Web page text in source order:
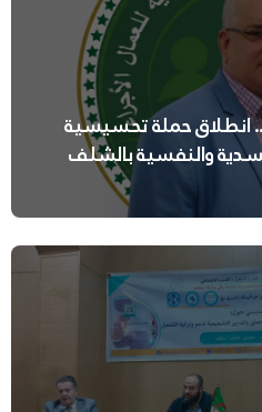
انطلاق حملة تحسيسية
والنفسية بالشلف